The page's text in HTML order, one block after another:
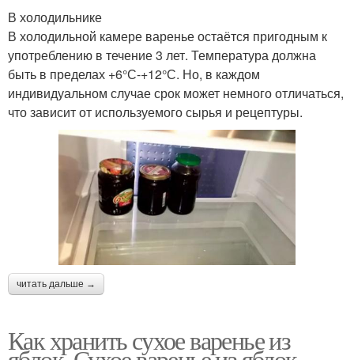
В холодильнике
В холодильной камере варенье остаётся пригодным к
употреблению в течение 3 лет. Температура должна
быть в пределах +6°С-+12°С. Но, в каждом
индивидуальном случае срок может немного отличаться,
что зависит от используемого сырья и рецептуры.
читать дальше →
Как хранить сухое варенье из